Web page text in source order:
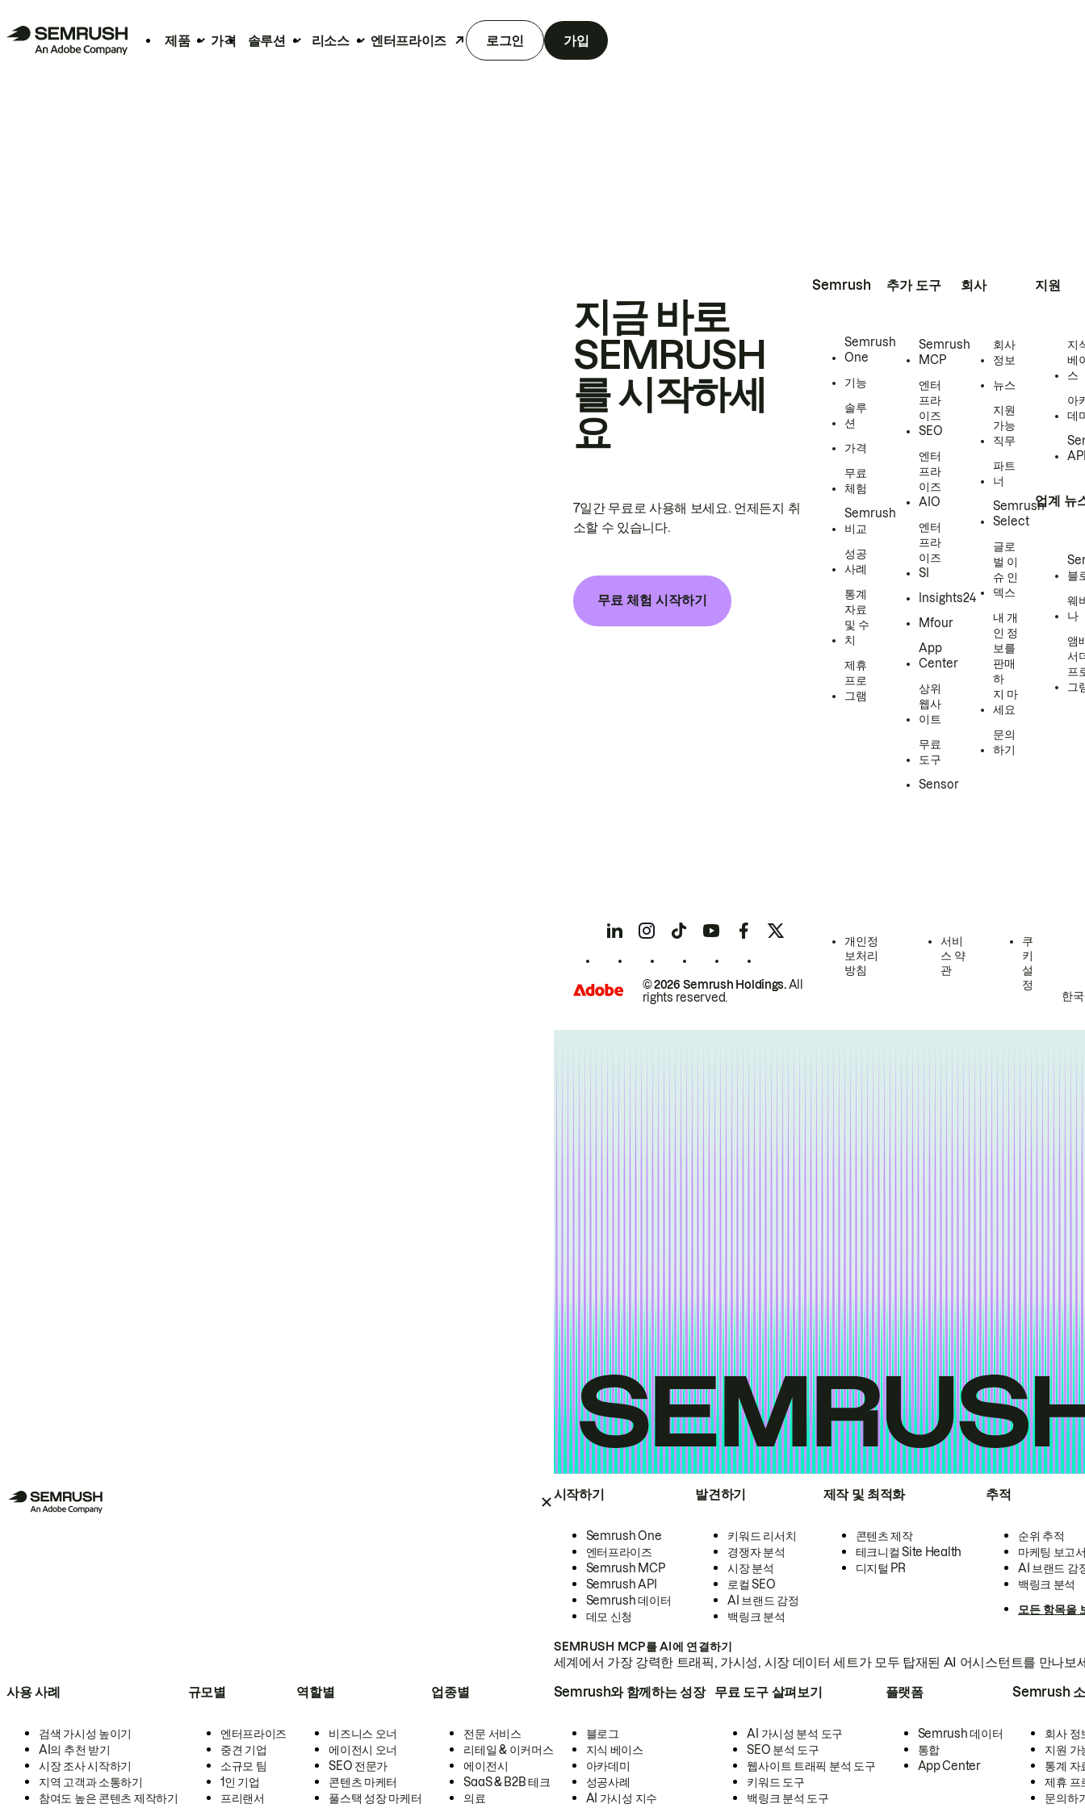
제품 가격 솔루션 리소스 엔터프라이즈 로그인 가입
시작하기
Semrush One
엔터프라이즈
Semrush MCP
Semrush API
Semrush 데이터
데모 신청
발견하기
키워드 리서치
경쟁자 분석
시장 분석
로컬 SEO
AI 브랜드 감정
백링크 분석
제작 및 최적화
콘텐츠 제작
테크니컬 Site Health
디지털 PR
추적
순위 추적
마케팅 보고
AI 브랜드 감
백링크 분석
모든 항목을
SEMRUSH MCP를 AI에 연결하기
세계에서 가장 강력한 트래픽, 가시성, 시장 데이터 세트가 모두 탑재된 AI 어시스턴트를 만나보
사용 사례
검색 가시성 높이기
AI의 추천 받기
시장 조사 시작하기
지역 고객과 소통하기
참여도 높은 콘텐츠 제작하기
규모별
엔터프라이즈
중견 기업
소규모 팀
1인 기업
프리랜서
역할별
비즈니스 오너
에이전시 오너
SEO 전문가
콘텐츠 마케터
풀스택 성장 마케터
업종별
전문 서비스
리테일 & 이커머스
에이전시
SaaS & B2B 테크
의료
Semrush와 함께하는 성장
블로그
지식 베이스
아카데미
성공사례
AI 가시성 지수
무료 도구 살펴보기
AI 가시성 분석 도구
SEO 분석 도구
웹사이트 트래픽 분석 도구
키워드 도구
백링크 분석 도구
플랫폼
Semrush 데이터
통합
App Center
Semrush
회사 정
지원 가
통계 자
제휴 프
문의하
지금 바로
SEMRUSH
를 시작하세
요
7일간 무료로 사용해 보세요. 언제든지 취
소할 수 있습니다.
무료 체험 시작하기
Semrush
Semrush
One
기능
솔루
션
가격
무료
체험
Semrush
비교
성공
사례
통계
자료
및 수
치
제휴
프로
그램
추가 도구
Semrush
MCP
엔터
프라
이즈
SEO
엔터
프라
이즈
AIO
엔터
프라
이즈
SI
Insights24
Mfour
App
Center
상위
웹사
이트
무료
도구
Sensor
회사
회사
정보
뉴스
지원
가능
직무
파트
너
Semrush
Select
글로
벌 이
슈 인
덱스
내 개
인 정
보를
판매
하
지 마
세요
문의
하기
지원
지
베
스
아
데
업계 뉴
블
웨
나
앰
서
프
그
© 2026 Semrush Holdings.All
rights reserved.
개인정
보처리
방침
서비
스 약
관
쿠
키
설
정
한